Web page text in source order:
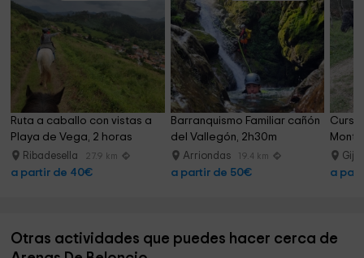
Ruta a caballo con vistas a
Playa de Vega, 2 horas
Ribadesella 27.9 km
a partir de 40€
Barranquismo Familiar cañón
del Vallegón, 2h30m
Arriondas 19.4 km
a partir de 50€ a
Otras actividades que puedes hacer cerca de